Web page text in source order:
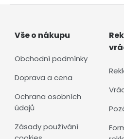
Vše o nákupu
Obchodní podmínky
Doprava a cena
Ochrana osobních
údajů
Zásady používání